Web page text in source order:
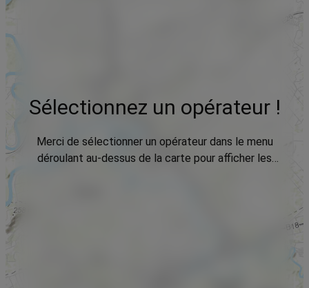
Sélectionnez un opérateur !
Merci de sélectionner un opérateur dans le menu
déroulant au-dessus de la carte pour afficher les